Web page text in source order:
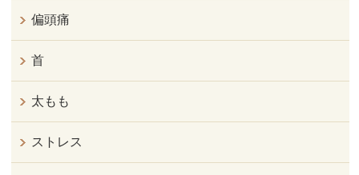
偏頭痛
首
太もも
ストレス